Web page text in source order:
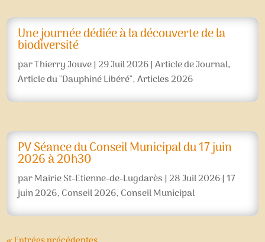
Une journée dédiée à la découverte de la
biodiversité
parThierry Jouve|29 Juil 2026|Article de Journal,
Article du "Dauphiné Libéré",Articles 2026
PV Séance du Conseil Municipal du 17 juin
2026 à 20h30
parMairie St-Etienne-de-Lugdarès|28 Juil 2026|17
juin 2026, Conseil 2026, Conseil Municipal